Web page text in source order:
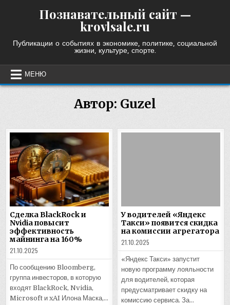
Познавательный сайт —
krovlsale.ru
Публикации о событиях в экономике, политике, социальной
жизни, культуре, спорте.
МЕНЮ
Автор: Guzel
Сделка BlackRock и
Nvidia повысит
эффективность
майнинга на 160%
21.10.2025
По сообщению Bloomberg,
группа инвесторов, в которую
входят BlackRock, Nvidia,
Microsoft и xAI Илона Маска,…
У водителей «Яндекс
Такси» появится скидка
на комиссии агрегатора
21.10.2025
«Яндекс Такси» запустит
новую программу лояльности
для водителей, которая
предусматривает скидку на
комиссию сервиса. За…